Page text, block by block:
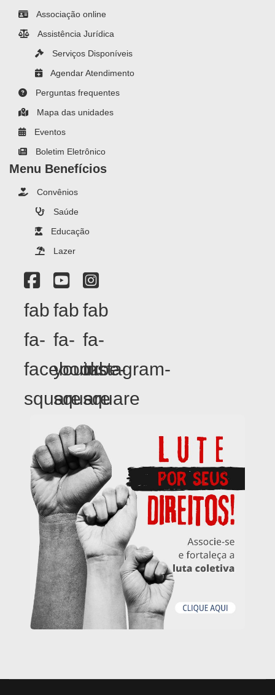
Associação online
Assistência Jurídica
Serviços Disponíveis
Agendar Atendimento
Perguntas frequentes
Mapa das unidades
Eventos
Boletim Eletrônico
Menu Benefícios
Convênios
Saúde
Educação
Lazer
fab
fa-
facebook-
square
fab
fa-
youtube-
square
fab
fa-
instagram-
square